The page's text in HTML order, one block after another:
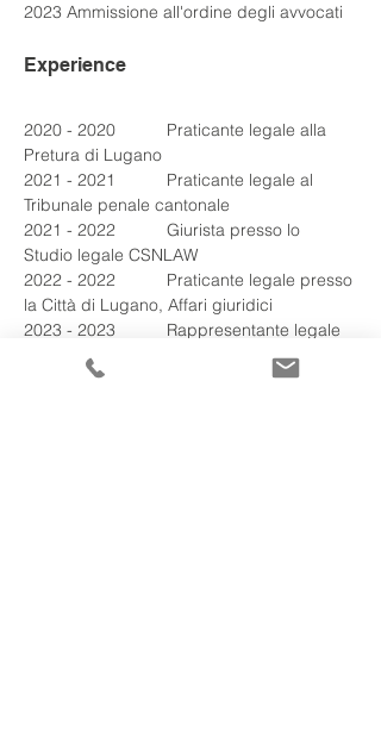
2023 Ammissione all'ordine degli avvocati
Experience
2020 - 2020 	Praticante legale alla
Pretura di Lugano
2021 - 2021 	Praticante legale al
Tribunale penale cantonale
2021 - 2022 	Giurista presso lo
Studio legale CSNLAW
2022 - 2022 	Praticante legale presso
la Città di Lugano, Affari giuridici
2023 - 2023 	Rappresentante legale
nel Centro Federale d'Asilo di Chiasso